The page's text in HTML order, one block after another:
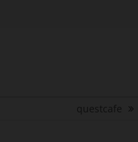
questcafe